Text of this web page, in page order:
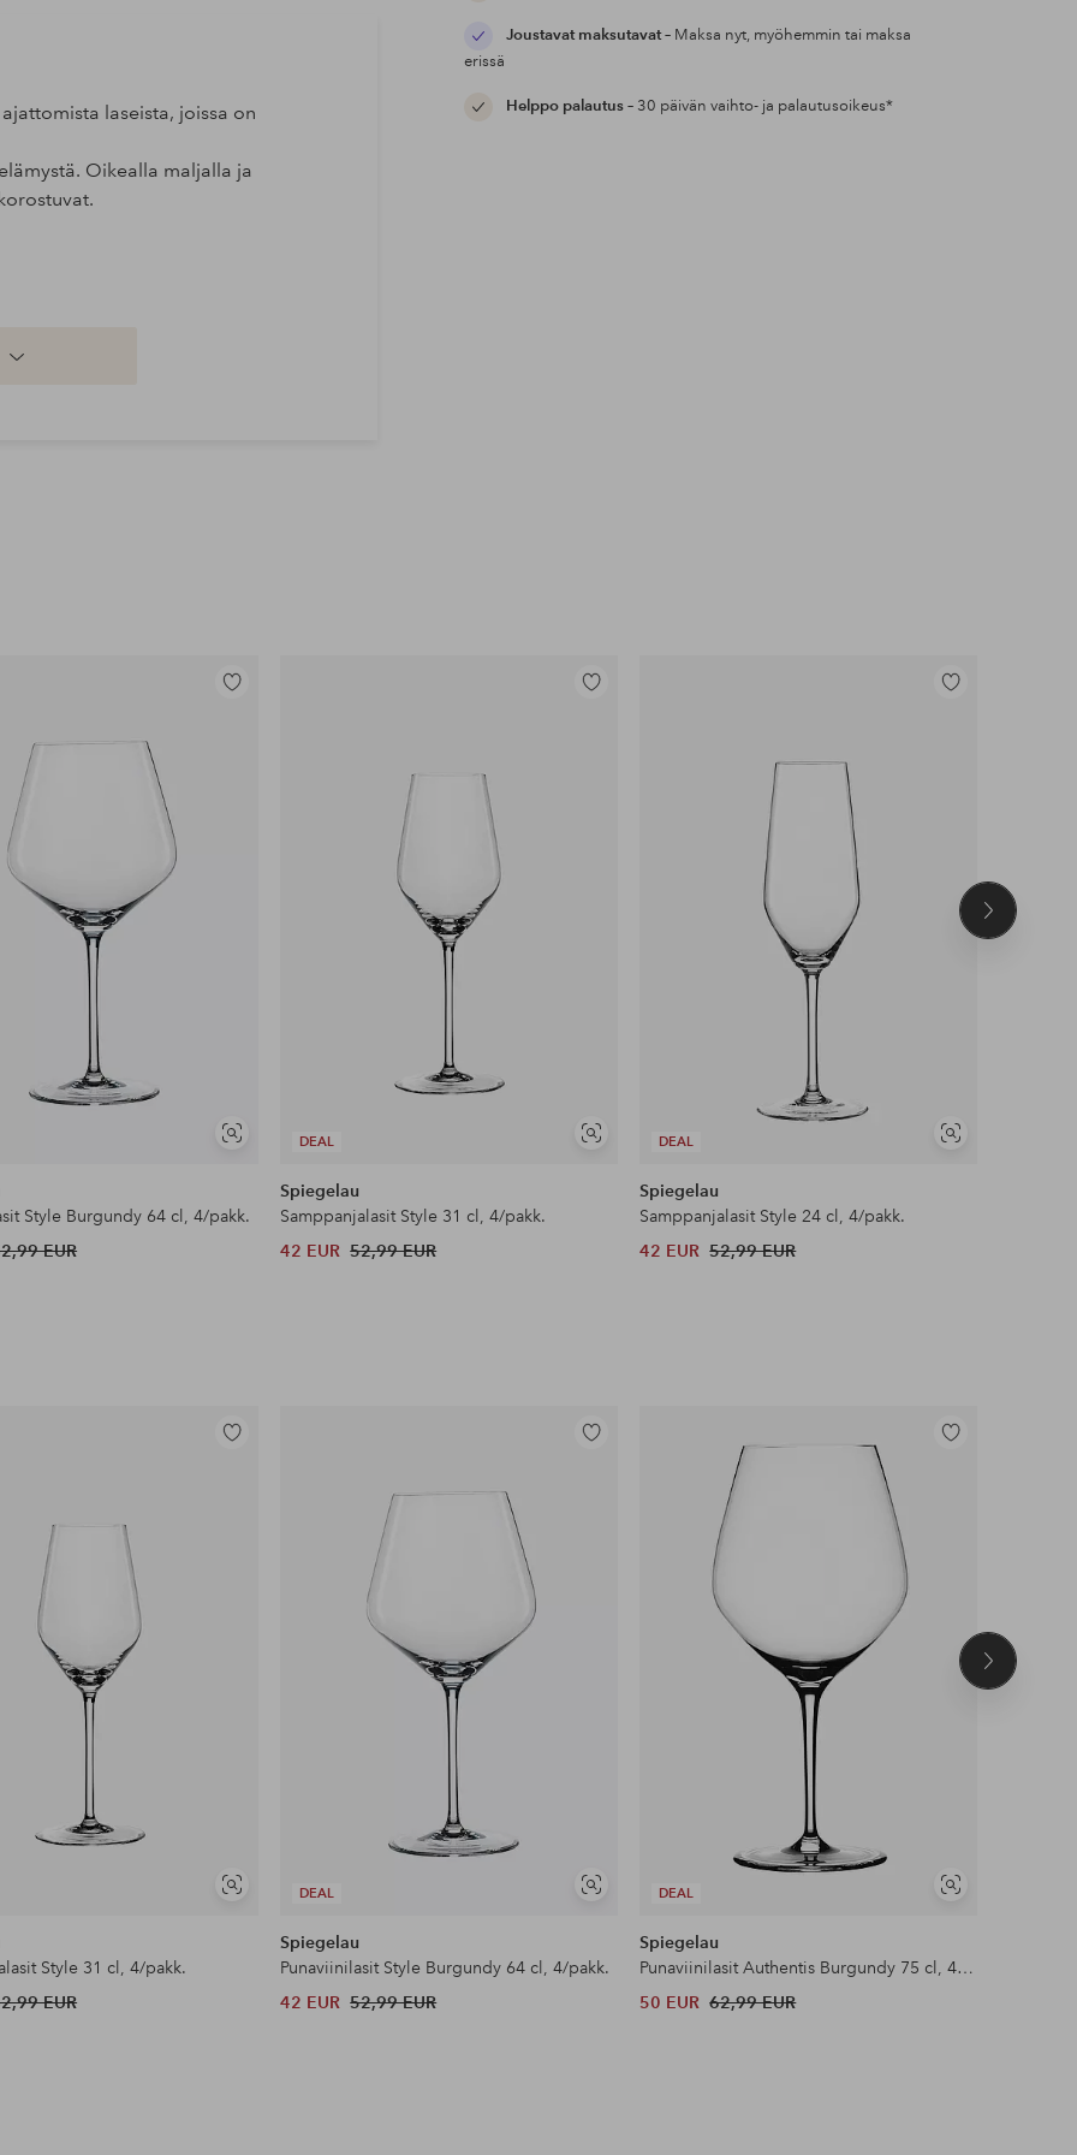
Joustavat maksutavat– Maksa nyt, myöhemmin tai maksa
erissä
Helppo palautus– 30 päivän vaihto- ja palautusoikeus*
laseista, joissa on
Oikealla maljalla ja
Näytä
Lisää
Style Burgundy 64 cl, 4/pakk.
EUR
DEAL
Näytä
Lisää
Spiegelau
Samppanjalasit Style 31 cl, 4/pakk.
42 EUR 52,99 EUR
DEAL
Näytä
Lisää
Spiegelau
Samppanjalasit Style 24 cl, 4/pakk.
42 EUR 52,99 EUR
Seuraava
Näytä
Lisää
Style 31 cl, 4/pakk.
EUR
DEAL
Näytä
Lisää
Spiegelau
Punaviinilasit Style Burgundy 64 cl, 4/pakk.
42 EUR 52,99 EUR
DEAL
Näytä
Lisää
Spiegelau
Punaviinilasit Authentis Burgundy 75 cl, 4/pakk.
50 EUR 62,99 EUR
Seuraava